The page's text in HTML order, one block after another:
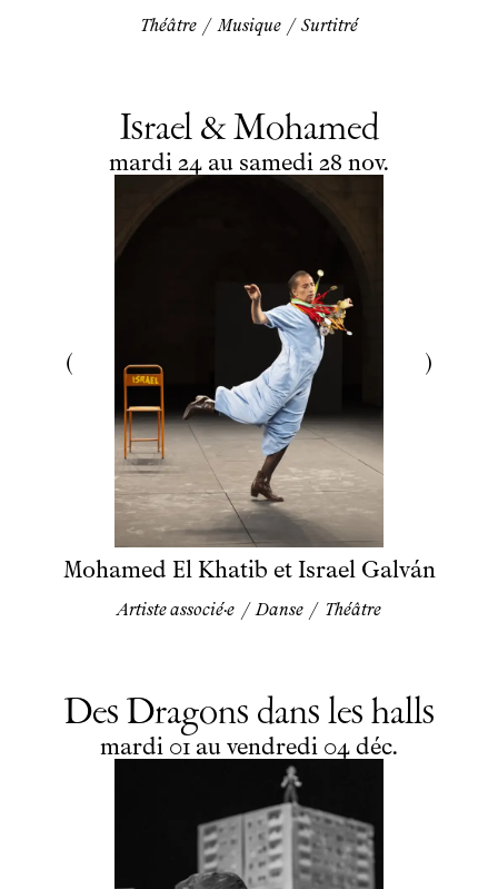
Théâtre / Musique / Surtitré
Israel & Mohamed
du
mardi
mardi 24 au au
samedi
samedi 28 novembre
nov.
Mohamed El Khatib et Israel Galván
Artiste associé·e / Danse / Théâtre
Des Dragons dans les halls
du
mardi
mardi 01 au au
vendredi
vendredi 04 décembre
déc.